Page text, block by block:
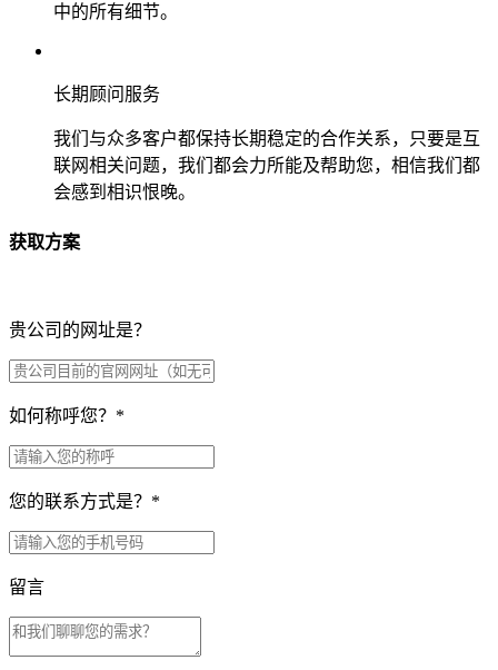
中的所有细节。
长期顾问服务
我们与众多客户都保持长期稳定的合作关系，只要是互
联网相关问题，我们都会力所能及帮助您，相信我们都
会感到相识恨晚。
获取方案
贵公司的网址是？
如何称呼您？ *
您的联系方式是？ *
留言